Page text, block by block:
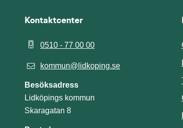
Kontaktcenter
0510 - 77 00 00
kommun@lidkoping.se
Besöksadress
Lidköpings kommun
Skaragatan 8